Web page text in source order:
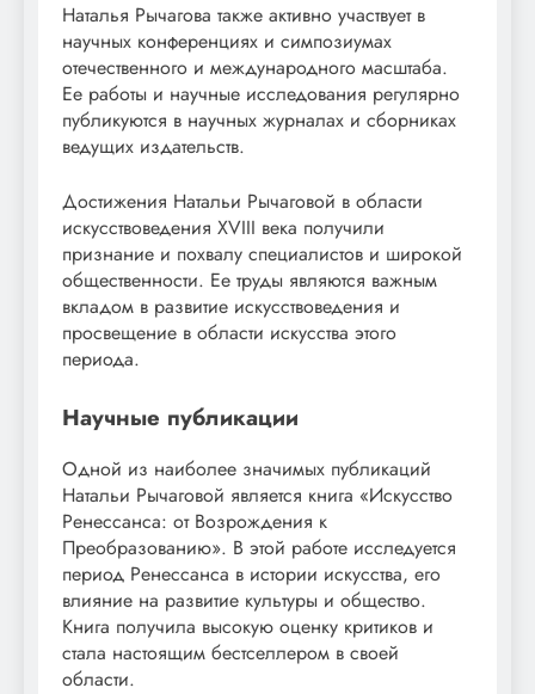
Наталья Рычагова также активно участвует в
научных конференциях и симпозиумах
отечественного и международного масштаба.
Ее работы и научные исследования регулярно
публикуются в научных журналах и сборниках
ведущих издательств.
Достижения Натальи Рычаговой в области
искусствоведения XVIII века получили
признание и похвалу специалистов и широкой
общественности. Ее труды являются важным
вкладом в развитие искусствоведения и
просвещение в области искусства этого
периода.
Научные публикации
Одной из наиболее значимых публикаций
Натальи Рычаговой является книга «Искусство
Ренессанса: от Возрождения к
Преобразованию». В этой работе исследуется
период Ренессанса в истории искусства, его
влияние на развитие культуры и общество.
Книга получила высокую оценку критиков и
стала настоящим бестселлером в своей
области.